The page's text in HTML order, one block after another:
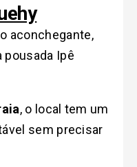
aconchegante,
pousada Ipê
, o local tem um
sem precisar